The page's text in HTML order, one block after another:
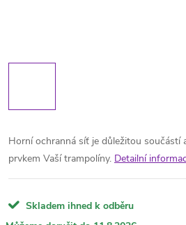
Horní ochranná síť je důležitou součástí
prvkem Vaší trampolíny. Detailní
Skladem ihned k odběru